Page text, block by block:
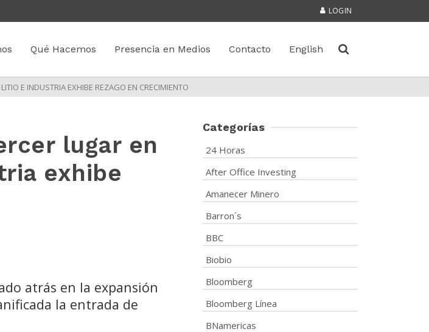
LOGIN
Qué Hacemos Presencia en Medios Contacto English
E INDUSTRIA EXHIBE REZAGO EN CRECIMIENTO
lugar en
exhibe
atrás en la expansión
la entrada de
Categorías
24 Horas
After Office Investing
Amanecer Minero
Barron´s
BBC
Biobio
Bloomberg
Bloomberg Línea
BNamericas